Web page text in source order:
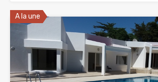
A la une